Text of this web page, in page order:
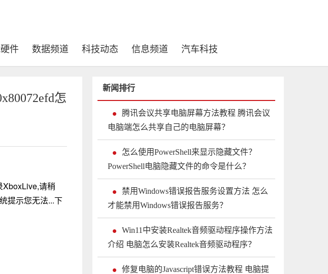
件 数据频道 科技动态 信息频道 汽车科技
怎
请稍
提示您无法...下
新闻排行
腾讯会议共享电脑屏幕方法教程 腾讯会议
电脑端怎么共享自己的电脑屏幕？
怎么使用PowerShell来显示隐藏文件？
PowerShell电脑隐藏文件的命令是什么？
禁用Windows错误报告服务设置方法 怎么
才能禁用Windows错误报告服务？
Win11中安装Realtek音频驱动程序操作方法
介绍 电脑怎么安装Realtek音频驱动程序？
修复电脑的Javascript错误方法教程 电脑提